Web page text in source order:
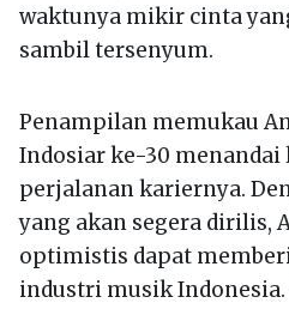
waktunya mikir cinta
sambil tersenyum.
Penampilan memukau
Indosiar ke-30 menandai
perjalanan kariernya.
yang akan segera dirilis,
optimistis dapat
industri musik Indonesia.